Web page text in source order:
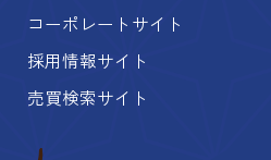
コーポレートサイト
採用情報サイト
売買検索サイト